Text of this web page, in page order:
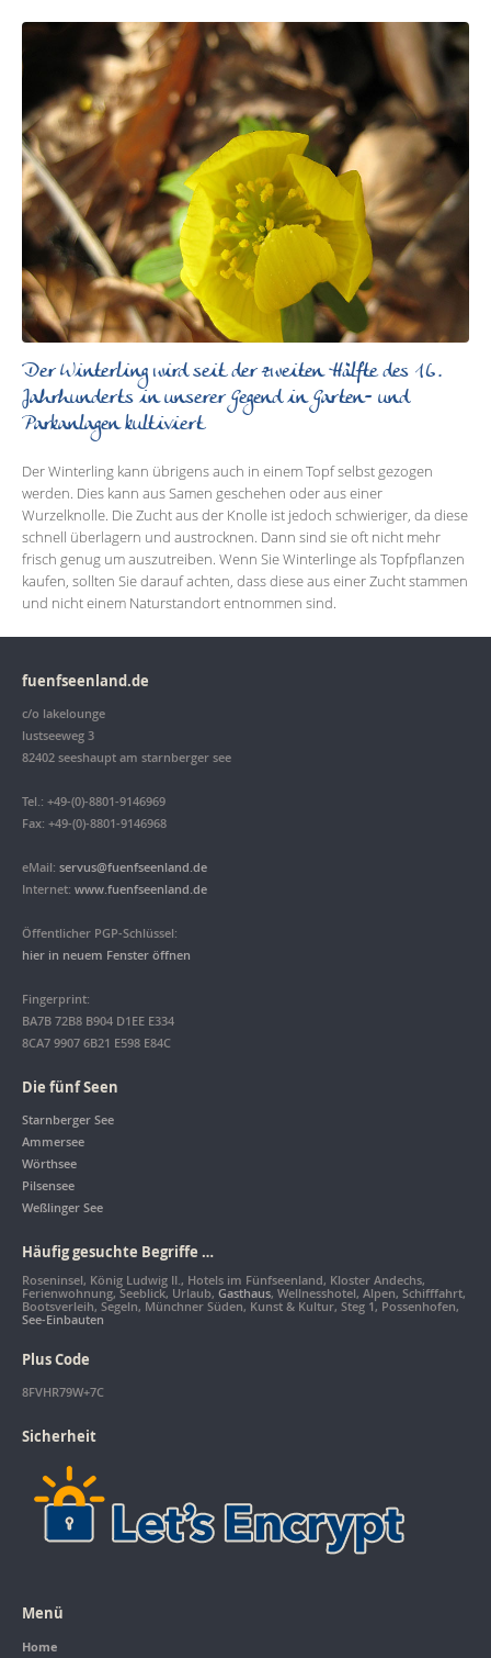
Der Winterling wird seit der zweiten Hälfte des 16.
Jahrhunderts in unserer Gegend in Garten- und
Parkanlagen kultiviert
Der Winterling kann übrigens auch in einem Topf selbst gezogen
werden. Dies kann aus Samen geschehen oder aus einer
Wurzelknolle. Die Zucht aus der Knolle ist jedoch schwieriger, da diese
schnell überlagern und austrocknen. Dann sind sie oft nicht mehr
frisch genug um auszutreiben. Wenn Sie Winterlinge als Topfpflanzen
kaufen, sollten Sie darauf achten, dass diese aus einer Zucht stammen
und nicht einem Naturstandort entnommen sind.
fuenfseenland.de
c/o lakelounge
lustseeweg 3
82402 seeshaupt am starnberger see
Tel.: +49-(0)-8801-9146969
Fax: +49-(0)-8801-9146968
eMail: servus@fuenfseenland.de
Internet: www.fuenfseenland.de
Öffentlicher PGP-Schlüssel:
hier in neuem Fenster öffnen
Fingerprint:
BA7B 72B8 B904 D1EE E334
8CA7 9907 6B21 E598 E84C
Die fünf Seen
Starnberger See
Ammersee
Wörthsee
Pilsensee
Weßlinger See
Häufig gesuchte Begriffe …
Roseninsel, König Ludwig II., Hotels im Fünfseenland, Kloster Andechs,
Ferienwohnung, Seeblick, Urlaub, Gasthaus, Wellnesshotel, Alpen, Schifffahrt,
Bootsverleih, Segeln, Münchner Süden, Kunst & Kultur, Steg 1, Possenhofen,
See-Einbauten
Plus Code
8FVHR79W+7C
Sicherheit
Menü
Home